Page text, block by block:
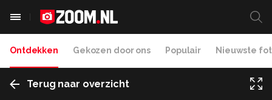
Ontdekken Gekozen door ons Populair Nieuwste
Terug naar overzicht